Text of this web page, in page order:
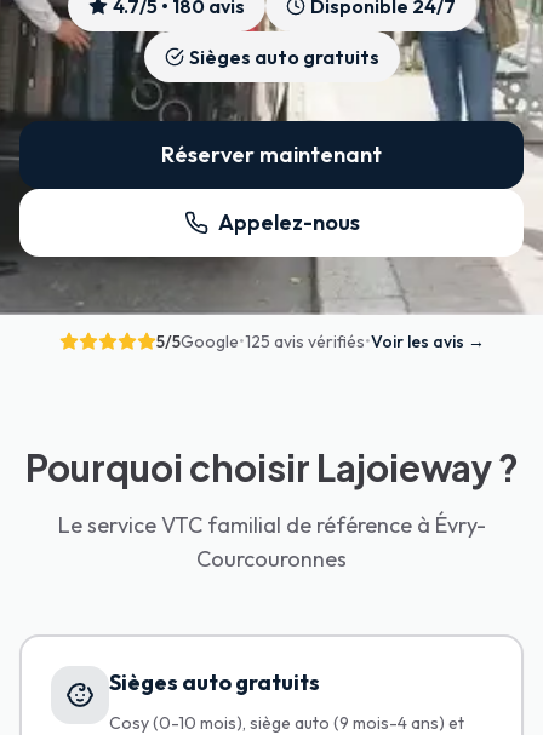
4.7/5 • 180 avis Disponible 24/7
Sièges auto gratuits
Réserver maintenant
Appelez-nous
5/5Google•125 avis vérifiés•Voir les avis →
Pourquoi choisir Lajoieway ?
Le service VTC familial de référence à Évry-
Courcouronnes
Sièges auto gratuits
Cosy (0-10 mois), siège auto (9 mois-4 ans) et